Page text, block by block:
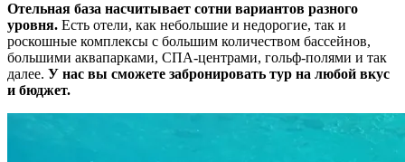
Отельная база насчитывает сотни вариантов разного
уровня. Есть отели, как небольшие и недорогие, так и
роскошные комплексы с большим количеством бассейнов,
большими аквапарками, СПА-центрами, гольф-полями и так
далее. У нас вы сможете забронировать тур на любой вкус
и бюджет.